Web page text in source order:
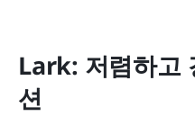
Lark: 저렴하고
션